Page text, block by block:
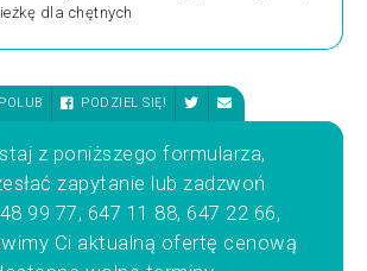
dla chętnych
POLUB PODZIEL SIĘ!
z poniższego formularza,
zapytanie lub zadzwoń
99 77, 647 11 88, 647 22 66,
Ci aktualną ofertę cenową